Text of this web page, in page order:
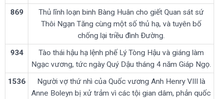
869
Thủ lĩnh loạn binh Bàng Huân cho giết Quan sát sứ
Thôi Ngạn Tăng cùng một số thủ hạ, và tuyên bố
chống lại triều đình Đường.
934
Tào thái hậu hạ lệnh phế Lý Tòng Hậu và giáng làm
Ngạc vương, tức ngày Quý Dậu tháng 4 năm Giáp Ngọ.
1536
Người vợ thứ nhì của Quốc vương Anh Henry VIII là
Anne Boleyn bị xử trảm vì các tội gian dâm, phản quốc